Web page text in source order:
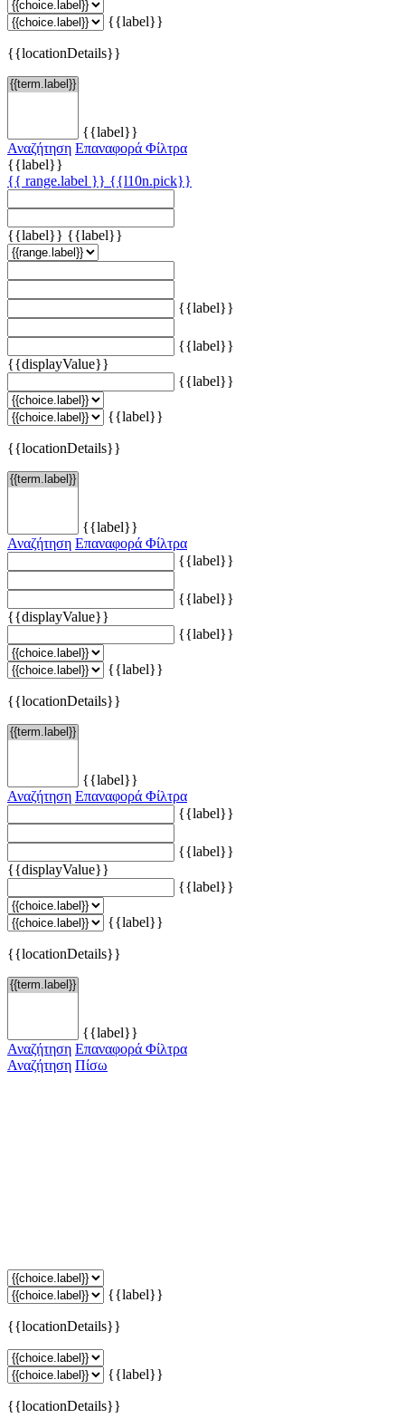
{{label}}
{{locationDetails}}
{{label}}
Αναζήτηση Επαναφορά Φίλτρα
{{label}}
{{ range.label }} {{l10n.pick}}
{{label}} {{label}}
{{label}}
{{label}}
{{displayValue}}
{{label}}
{{label}}
{{locationDetails}}
{{label}}
Αναζήτηση Επαναφορά Φίλτρα
{{label}}
{{label}}
{{displayValue}}
{{label}}
{{label}}
{{locationDetails}}
{{label}}
Αναζήτηση Επαναφορά Φίλτρα
{{label}}
{{label}}
{{displayValue}}
{{label}}
{{label}}
{{locationDetails}}
{{label}}
Αναζήτηση Επαναφορά Φίλτρα
Αναζήτηση Πίσω
{{label}}
{{locationDetails}}
{{label}}
{{locationDetails}}